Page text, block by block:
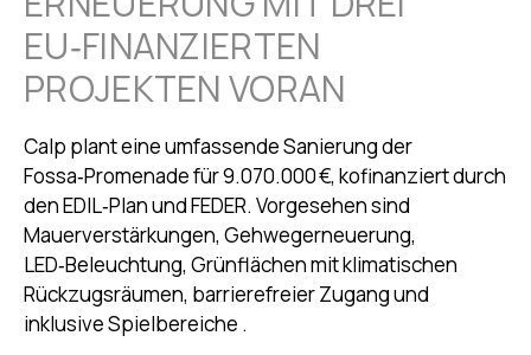
EU‑FINANZIERTEN
PROJEKTEN VORAN
Calp plant eine umfassende Sanierung der
Fossa‑Promenade für 9.070.000 €, kofinanziert durch
den EDIL‑Plan und FEDER. Vorgesehen sind
Mauerverstärkungen, Gehwegerneuerung,
LED‑Beleuchtung, Grünflächen mit klimatischen
Rückzugsräumen, barrierefreier Zugang und
inklusive Spielbereiche .